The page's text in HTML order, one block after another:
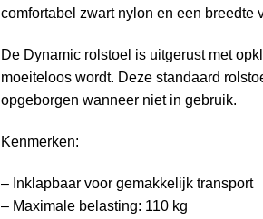
comfortabel zwart nylon en een breedte
De Dynamic rolstoel is uitgerust met
moeiteloos wordt. Deze standaard
opgeborgen wanneer niet in gebruik.
Kenmerken:
– Inklapbaar voor gemakkelijk transport
– Maximale belasting: 110 kg